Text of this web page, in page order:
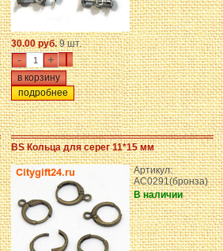
30.00 руб.9 шт.
- +
подробнее
BS Кольца для серег 11*15 мм
Артикул:
AC0291(бронза)
В наличии